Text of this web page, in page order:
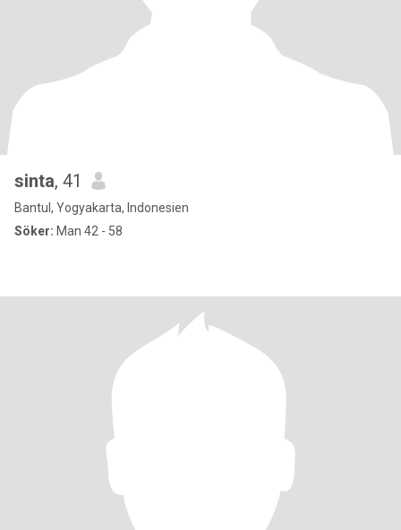
sinta, 41
Bantul, Yogyakarta, Indonesien
Söker: Man 42 - 58